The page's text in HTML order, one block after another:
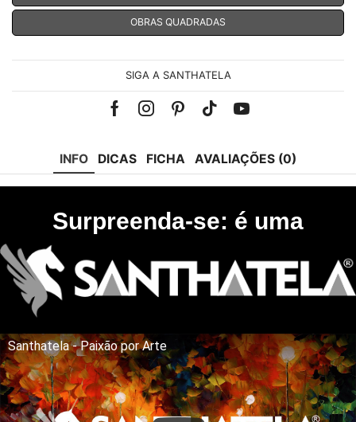
OBRAS QUADRADAS
SIGA A SANTHATELA
Facebook
Instagram
Pinterest
Tik-Youtube
INFO DICAS FICHA AVALIAÇÕES (0)
Surpreenda-se: é uma
Santhatela - Paixão por Arte